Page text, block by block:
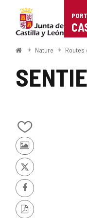
Portal
de
Turismo
Castilla
León
<
Nature Routes
Ajouter/retirer
le
contenu
de
cahiers
Photos
d'autres
touristes
X
Facebook
Version